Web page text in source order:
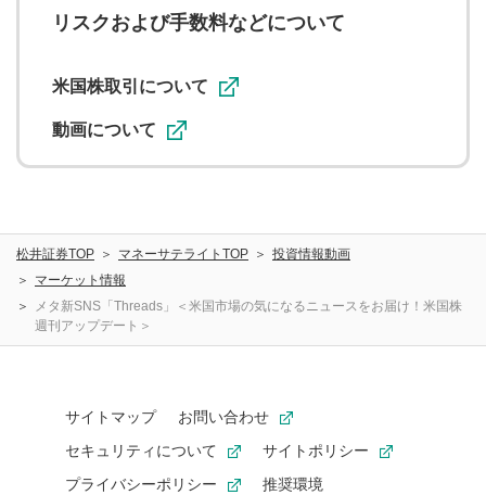
に関する著作者人格権を行使しないことに同意します。利
用者が投稿したコメントは、当社サービスの広告・宣伝、
ることがあります。
リスクおよび手数料などについて
米国株取引について
動画について
松井証券TOP マネーサテライトTOP
投資情報動画
マーケット情報
メタ新SNS「Threads」＜米国市場の気になるニュースをお届け！米国株
週刊アップデート＞
サイトマップ
お問い合わせ
セキュリティについて
サイトポリシー
プライバシーポリシー
推奨環境